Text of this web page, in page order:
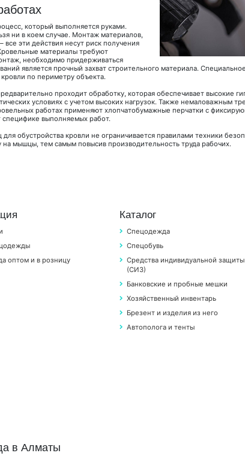
который выполняется руками.
ни в коем случае. Монтаж материалов,
все эти действия несут риск получения
материалы требуют
необходимо придерживаться
является прочный захват строительного материала.
по периметру объекта.
проходит обработку, которая обеспечивает высокие
условиях с учетом высоких нагрузок. Также немаловажным
работах применяют хлопчатобумажные перчатки с
специфике выполняемых работ.
обустройства кровли не ограничивается правилами техники
мышцы, тем самым повысив производительность труда рабочих.
оптом и в розницу
Каталог
Спецодежда
Спецобувь
Средства индивидуальной защиты
(СИЗ)
Банковские и пробные мешки
Хозяйственный инвентарь
Брезент и изделия из него
Автополога и тенты
в Алматы